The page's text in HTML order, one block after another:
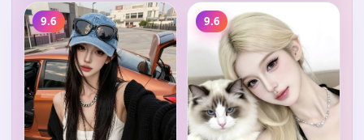
伟、王一博，2…
俊、赵丽颖、…
9.6 9.6